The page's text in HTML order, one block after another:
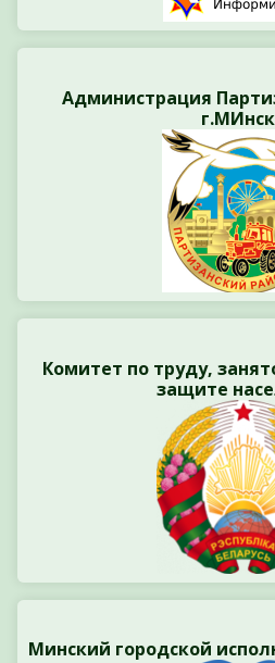
Администрация
Комитет по труду,
защите
Минский городской